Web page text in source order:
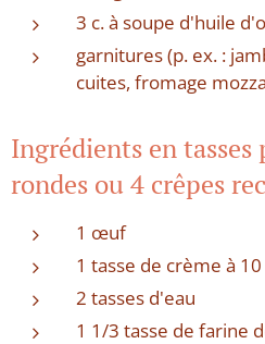
3 c. à soupe d'huile
garnitures (p. ex. :
cuites, fromage
Ingrédients en tasses
rondes ou 4 crêpes
1 œuf
1 tasse de crème à 10
2 tasses d'eau
1 1/3 tasse de farine